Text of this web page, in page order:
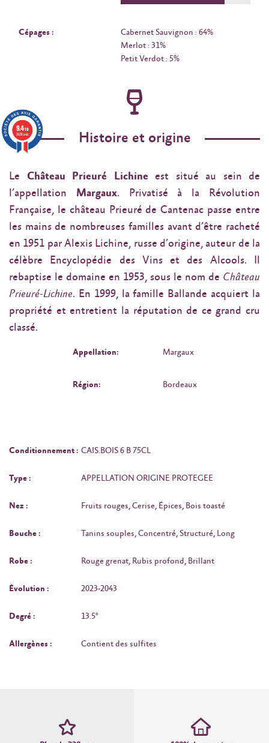
Cépages :
Cabernet Sauvignon : 64%
Merlot : 31%
Petit Verdot : 5%
Histoire et origine
Le Château Prieuré Lichine est situé au sein de
l’appellation Margaux. Privatisé à la Révolution
Française, le château Prieuré de Cantenac passe entre
les mains de nombreuses familles avant d’être racheté
en 1951 par Alexis Lichine, russe d’origine, auteur de la
célèbre Encyclopédie des Vins et des Alcools. Il
rebaptise le domaine en 1953, sous le nom de Château
Prieuré-Lichine. En 1999, la famille Ballande acquiert la
propriété et entretient la réputation de ce grand cru
classé.
Appellation: Margaux
Région: Bordeaux
Conditionnement : CAIS.BOIS 6 B 75CL
Type : APPELLATION ORIGINE PROTEGEE
Nez : Fruits rouges, Cerise, Épices, Bois toasté
Bouche : Tanins souples, Concentré, Structuré, Long
Robe : Rouge grenat, Rubis profond, Brillant
Évolution : 2023-2043
Degré : 13.5°
Allergènes : Contient des sulfites
9.4/10
3638 avis